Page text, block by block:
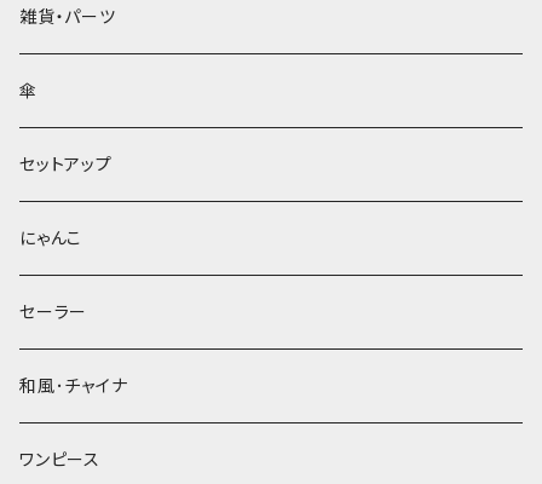
雑貨・パーツ
傘
セットアップ
にゃんこ
セーラー
和風･チャイナ
ワンピース